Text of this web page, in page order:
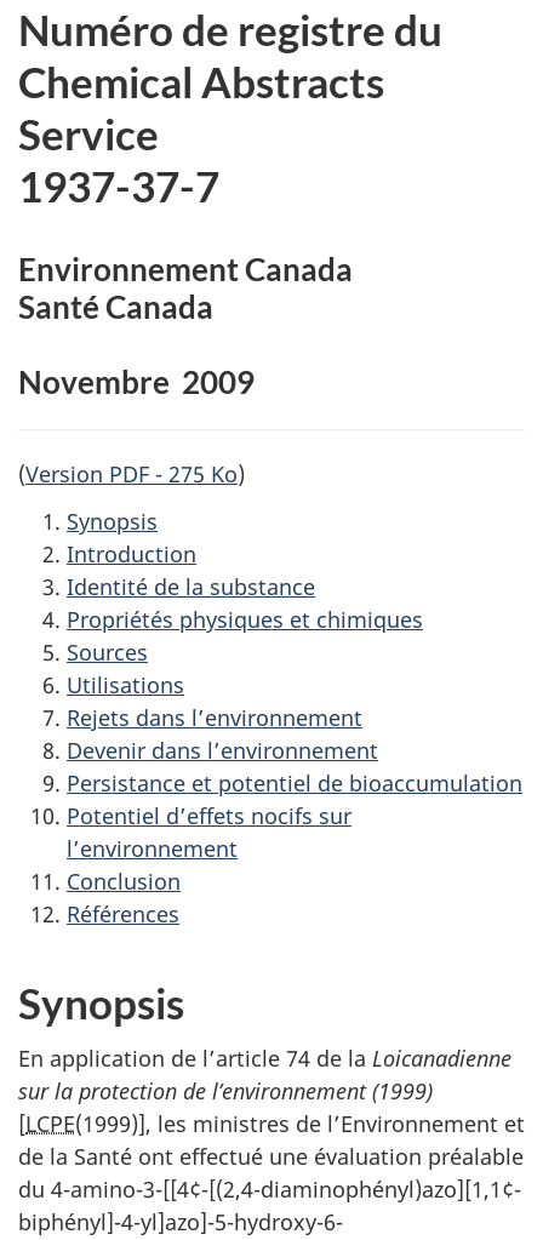
Numéro de registre du
Chemical Abstracts
Service
1937-37-7
Environnement Canada
Santé Canada
Novembre 2009
(Version PDF - 275 Ko)
Synopsis
Introduction
Identité de la substance
Propriétés physiques et chimiques
Sources
Utilisations
Rejets dans l’environnement
Devenir dans l’environnement
Persistance et potentiel de bioaccumulation
Potentiel d’effets nocifs sur
l’environnement
Conclusion
Références
Synopsis
En application de l’article 74 de la Loicanadienne
sur la protection de l’environnement (1999)
[LCPE(1999)], les ministres de l’Environnement et
de la Santé ont effectué une évaluation préalable
du 4-amino-3-[[4¢-[(2,4-diaminophényl)azo][1,1¢-
biphényl]-4-yl]azo]-5-hydroxy-6-